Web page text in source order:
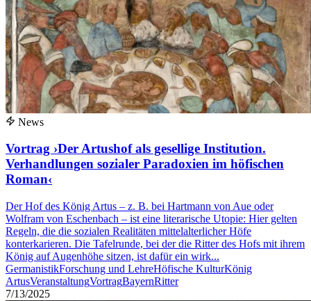
News
Vortrag ›Der Artushof als gesellige Institution.
Verhandlungen sozialer Paradoxien im höfischen
Roman‹
Der Hof des König Artus – z. B. bei Hartmann von Aue oder
Wolfram von Eschenbach – ist eine literarische Utopie: Hier gelten
Regeln, die die sozialen Realitäten mittelalterlicher Höfe
konterkarieren. Die Tafelrunde, bei der die Ritter des Hofs mit ihrem
König auf Augenhöhe sitzen, ist dafür ein wirk...
GermanistikForschung und LehreHöfische KulturKönig
ArtusVeranstaltungVortragBayernRitter
7/13/2025